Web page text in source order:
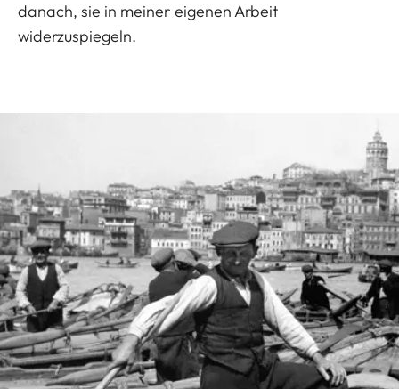
danach, sie in meiner eigenen Arbeit
widerzuspiegeln.